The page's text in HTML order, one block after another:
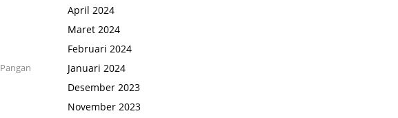
April 2024
Maret 2024
Februari 2024
Januari 2024
Desember 2023
November 2023